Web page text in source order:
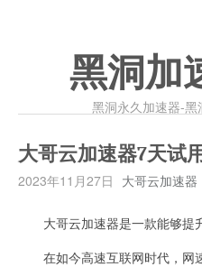
黑洞加
黑洞永久加速器-
大哥云加速器7天试用
2023年11月27日 大哥云加速器
大哥云加速器是一款能够提升
在如今高速互联网时代，网